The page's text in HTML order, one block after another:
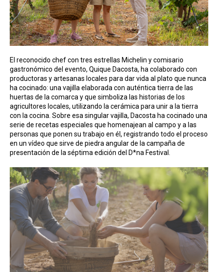
El reconocido chef con tres estrellas Michelin y comisario
gastronómico del evento, Quique Dacosta, ha colaborado con
productoras y artesanas locales para dar vida al plato que nunca
ha cocinado: una vajilla elaborada con auténtica tierra de las
huertas de la comarca y que simboliza las historias de los
agricultores locales, utilizando la cerámica para unir a la tierra
con la cocina. Sobre esa singular vajilla, Dacosta ha cocinado una
serie de recetas especiales que homenajean al campo y a las
personas que ponen su trabajo en él, registrando todo el proceso
en un vídeo que sirve de piedra angular de la campaña de
presentación de la séptima edición del D*na Festival.